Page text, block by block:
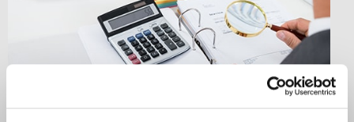
(źródło:
Depositphotos )